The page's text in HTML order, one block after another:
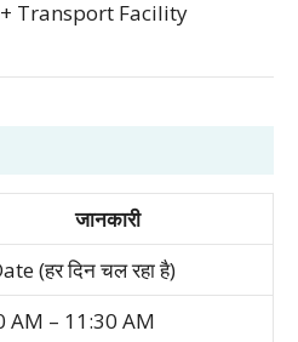
Transport Facility
जानकारी
(हर दिन चल रहा है)
AM – 11:30 AM